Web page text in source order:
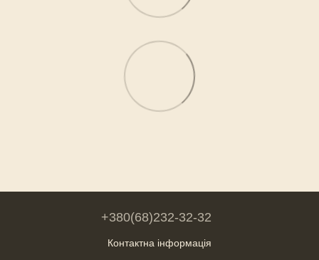
+380(68)232-32-32
Контактна інформація